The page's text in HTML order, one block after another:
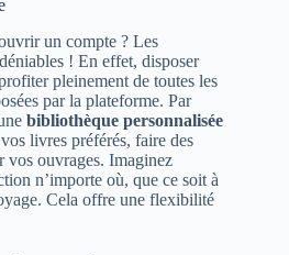
un compte ? Les
! En effet, disposer
pleinement de toutes les
par la plateforme. Par
bibliothèque personnalisée
livres préférés, faire des
vos ouvrages. Imaginez
n’importe où, que ce soit à
Cela offre une flexibilité